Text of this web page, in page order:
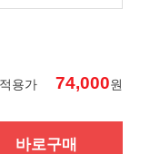
용가 74,000원
바로구매